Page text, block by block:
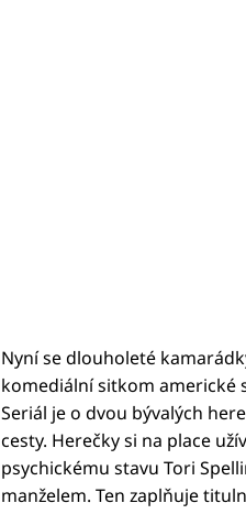
Nyní se dlouholeté
komediální sitkom americké
Seriál je o dvou bývalých
cesty. Herečky si na place
psychickému stavu Tori
manželem. Ten zaplňuje